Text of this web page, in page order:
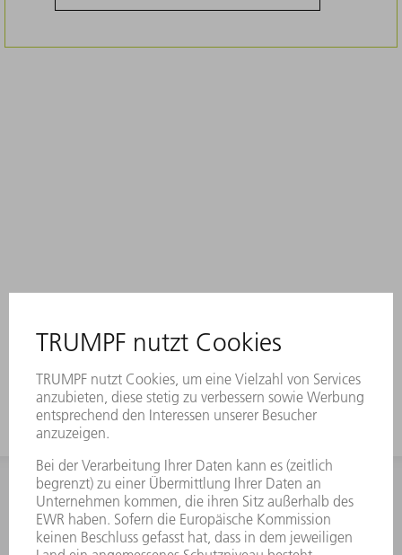
INFORMATION
Häufig gestellte Fragen
Allgemeine Geschäftsbedingungen